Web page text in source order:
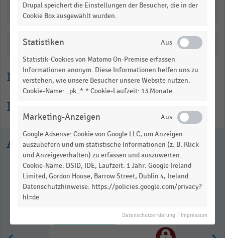
Lesehilfe
Informationen zur Statistik
Downloads
Ausgewählte Statistiken
Drupal speichert die Einstellungen der Besucher, die in der
Cookie Box ausgewählt wurden.
Statistiken
Statistik-Cookies von Matomo On-Premise erfassen
Informationen anonym. Diese Informationen helfen uns zu
verstehen, wie unsere Besucher unsere Website nutzen.
Cookie-Name: _pk_*.* Cookie-Laufzeit: 13 Monate
Marketing-Anzeigen
Google Adsense: Cookie von Google LLC, um Anzeigen
auszuliefern und um statistische Informationen (z. B. Klick-
und Anzeigeverhalten) zu erfassen und auszuwerten.
Cookie-Name: DSID, IDE, Laufzeit: 1 Jahr. Google Ireland
Limited, Gordon House, Barrow Street, Dublin 4, Ireland.
Datenschutzhinweise: https://policies.google.com/privacy?
hl=de
Datenschutzerklärung Impressum